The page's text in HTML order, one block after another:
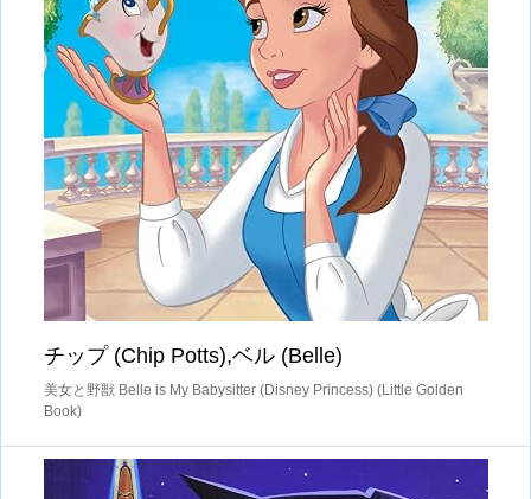
チップ (Chip Potts),ベル (Belle)
美女と野獣 Belle is My Babysitter (Disney Princess) (Little Golden
Book)